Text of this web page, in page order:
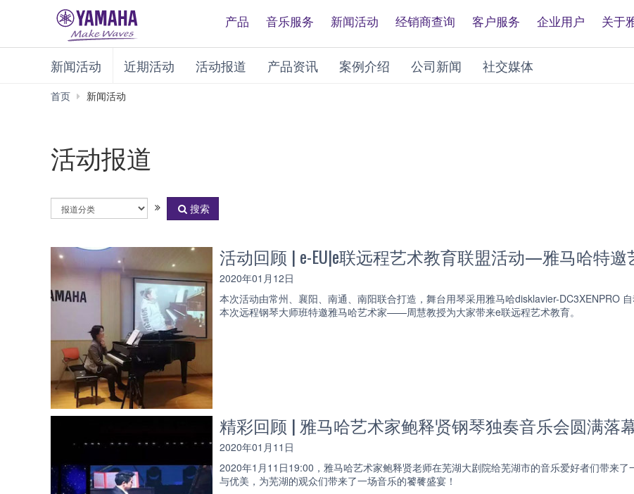
产品 音乐服务 新闻活动 经销商查询 客户服务 企业用户 关于
新闻活动 近期活动 活动报道 产品资讯 案例介绍 公司新闻 社交媒体
首页 新闻活动
活动报道
动
类
搜索
活动回顾 | e-EU|e联远程艺术教育联盟活动—雅马哈特邀
2020年01月12日
本次活动由常州、襄阳、南通、南阳联合打造，舞台用琴采用雅马哈disklavier-DC3XENPRO
本次远程钢琴大师班特邀雅马哈艺术家——周慧教授为大家带来e联远程艺术教育。
精彩回顾 | 雅马哈艺术家鲍释贤钢琴独奏音乐会圆满落
2020年01月11日
2020年1月11日19:00，雅马哈艺术家鲍释贤老师在芜湖大剧院给芜湖市的音乐爱好者们带来
与优美，为芜湖的观众们带来了一场音乐的饕餮盛宴！